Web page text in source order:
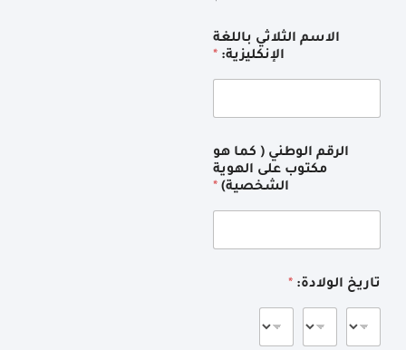
الاسم الثلاثي باللغة
الإنكليزية: *
الرقم الوطني ( كما هو
مكتوب على الهوية
الشخصية) *
تاريخ الولادة: *